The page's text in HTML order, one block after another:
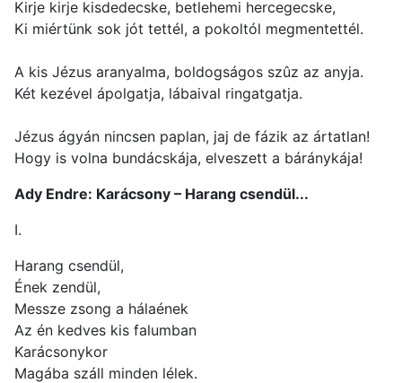
Kirje kirje kisdedecske, betlehemi hercegecske,
Ki miértünk sok jót tettél, a pokoltól megmentettél.
A kis Jézus aranyalma, boldogságos szûz az anyja.
Két kezével ápolgatja, lábaival ringatgatja.
Jézus ágyán nincsen paplan, jaj de fázik az ártatlan!
Hogy is volna bundácskája, elveszett a báránykája!
Ady Endre: Karácsony – Harang csendül...
I.
Harang csendül,
Ének zendül,
Messze zsong a hálaének
Az én kedves kis falumban
Karácsonykor
Magába száll minden lélek.